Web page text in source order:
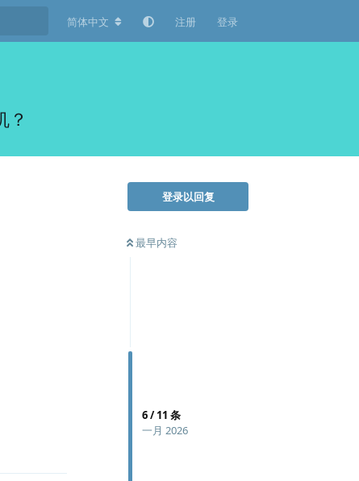
简体中文 注册 登录
？
登录以回复
最早内容
6/11 条
一月 2026